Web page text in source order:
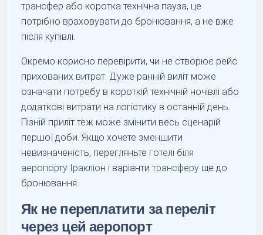
трансфер або коротка технічна пауза, це
потрібно враховувати до бронювання, а не вже
після купівлі.
Окремо корисно перевірити, чи не створює рейс
прихованих витрат. Дуже ранній виліт може
означати потребу в короткій технічній ночівлі або
додаткові витрати на логістику в останній день.
Пізній приліт теж може змінити весь сценарій
першої доби. Якщо хочете зменшити
невизначеність, перегляньте готелі біля
аеропорту Іракліон і варіантитрансферу ще до
бронювання.
Як не переплатити за переліт
через цей аеропорт